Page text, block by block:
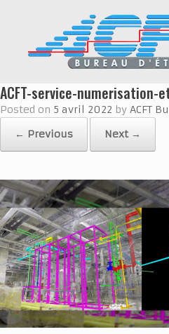
ACFT-service-numerisation-
Posted on 5 avril 2022 by ACFT
← Previous
Next →